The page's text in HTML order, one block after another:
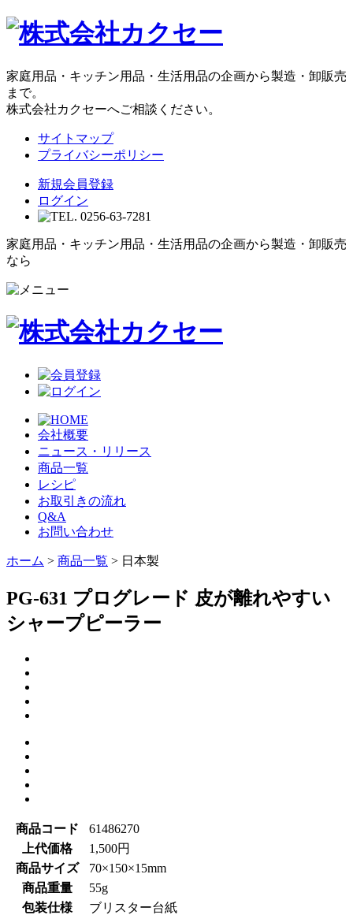
家庭用品・キッチン用品・生活用品の企画から製造・卸販売
まで。
株式会社カクセーへご相談ください。
サイトマップ
プライバシーポリシー
新規会員登録
ログイン
家庭用品・キッチン用品・生活用品の企画から製造・卸販売
なら
会社概要
ニュース・リリース
商品一覧
レシピ
お取引きの流れ
Q&A
お問い合わせ
ホーム > 商品一覧 > 日本製
PG-631 プログレード 皮が離れやすい
シャープピーラー
商品コード
61486270
上代価格
1,500円
商品サイズ
70×150×15mm
商品重量
55g
包装仕様
ブリスター台紙